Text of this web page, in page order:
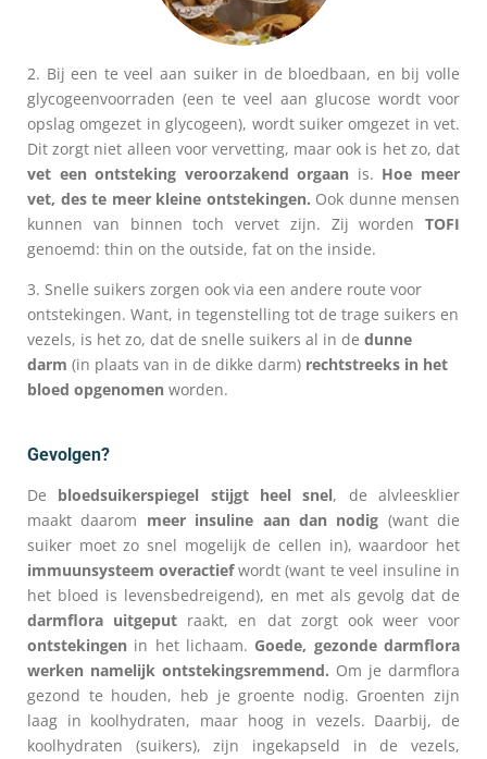
2. Bij een te veel aan suiker in de bloedbaan, en bij volle
glycogeenvoorraden (een te veel aan glucose wordt voor
opslag omgezet in glycogeen), wordt suiker omgezet in vet.
Dit zorgt niet alleen voor vervetting, maar ook is het zo, dat
vet een ontsteking veroorzakend orgaan is. Hoe meer
vet, des te meer kleine ontstekingen. Ook dunne mensen
kunnen van binnen toch vervet zijn. Zij worden TOFI
genoemd: thin on the outside, fat on the inside.
3. Snelle suikers zorgen ook via een andere route voor
ontstekingen. Want, in tegenstelling tot de trage suikers en
vezels, is het zo, dat de snelle suikers al in de dunne
darm (in plaats van in de dikke darm) rechtstreeks in het
bloed opgenomen worden.
Gevolgen?
De bloedsuikerspiegel stijgt heel snel, de alvleesklier
maakt daarom meer insuline aan dan nodig (want die
suiker moet zo snel mogelijk de cellen in), waardoor het
immuunsysteem overactiefwordt (want te veel insuline in
het bloed is levensbedreigend), en met als gevolg dat de
darmflora uitgeput raakt, en dat zorgt ook weer voor
ontstekingen in het lichaam. Goede, gezonde darmflora
werken namelijk ontstekingsremmend. Om je darmflora
gezond te houden, heb je groente nodig. Groenten zijn
laag in koolhydraten, maar hoog in vezels. Daarbij, de
koolhydraten (suikers), zijn ingekapseld in de vezels,